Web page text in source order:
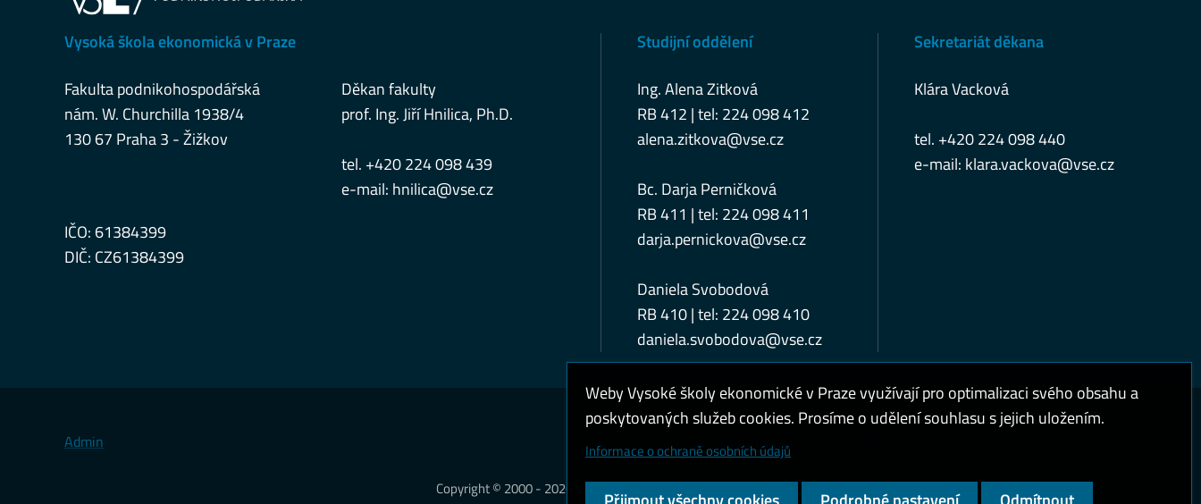
Vysoká škola ekonomická v Praze
Fakulta podnikohospodářská
nám. W. Churchilla 1938/4
130 67 Praha 3 - Žižkov
Děkan fakulty
prof. Ing. Jiří Hnilica, Ph.D.
tel. +420 224 098 439
e-mail: hnilica@vse.cz
IČO: 61384399
DIČ: CZ61384399
Studijní oddělení
Ing. Alena Zitková
RB 412 | tel: 224 098 412
alena.zitkova@vse.cz
Bc. Darja Perničková
RB 411 | tel: 224 098 411
darja.pernickova@vse.cz
Daniela Svobodová
RB 410 | tel: 224 098 410
daniela.svobodova@vse.cz
Sekretariát děkana
Klára Vacková
tel. +420 224 098 440
e-mail: klara.vackova@vse.cz
Admin Cookies a ochrana osobních údajů
Copyright © 2000 - 2026 Vysoká škola ekonomická v Praze
Weby Vysoké školy ekonomické v Praze využívají pro optimalizaci svého obsahu a
poskytovaných služeb cookies. Prosíme o udělení souhlasu s jejich uložením.
Informace o ochraně osobních údajů